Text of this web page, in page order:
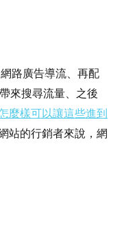
路廣告導流、再配
來搜尋流量、之後
麼樣可以讓這些進到
站的行銷者來說，網